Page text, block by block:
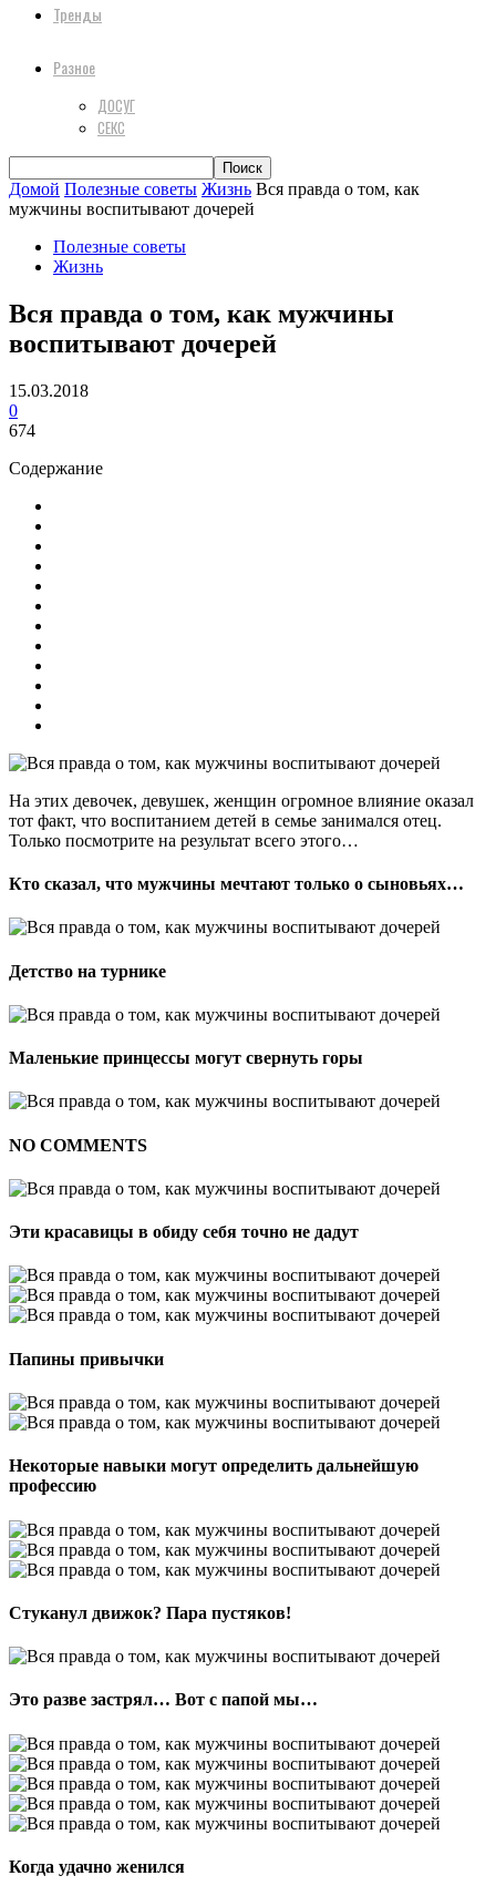
Тренды
Разное
ДОСУГ
СЕКС
Домой Полезные советы Жизнь Вся правда о том, как
мужчины воспитывают дочерей
Полезные советы
Жизнь
Вся правда о том, как мужчины
воспитывают дочерей
15.03.2018
0
674
Содержание
На этих девочек, девушек, женщин огромное влияние оказал
тот факт, что воспитанием детей в семье занимался отец.
Только посмотрите на результат всего этого…
Кто сказал, что мужчины мечтают только о сыновьях…
Детство на турнике
Маленькие принцессы могут свернуть горы
NO COMMENTS
Эти красавицы в обиду себя точно не дадут
Папины привычки
Некоторые навыки могут определить дальнейшую
профессию
Стуканул движок? Пара пустяков!
Это разве застрял… Вот с папой мы…
Когда удачно женился